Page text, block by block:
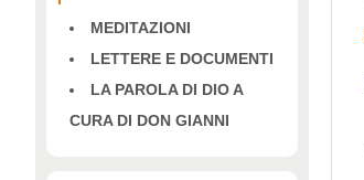
MEDITAZIONI
LETTERE E DOCUMENTI
LA PAROLA DI DIO A
CURA DI DON GIANNI